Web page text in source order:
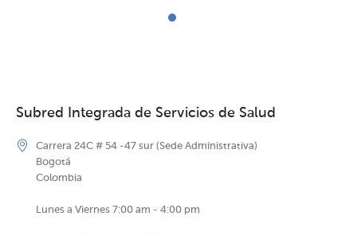
Subred Integrada de Servicios de Salud
Carrera 24C # 54 -47 sur (Sede Administrativa)
Bogotá
Colombia
Lunes a Viernes 7:00 am - 4:00 pm